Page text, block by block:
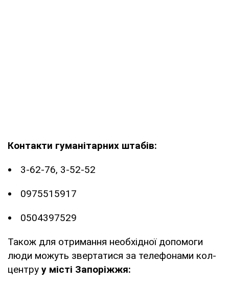
Контакти гуманітарних штабів:
3-62-76, 3-52-52
0975515917
0504397529
Також для отримання необхідної допомоги
люди можуть звертатися за телефонами кол-
центру у місті Запоріжжя: